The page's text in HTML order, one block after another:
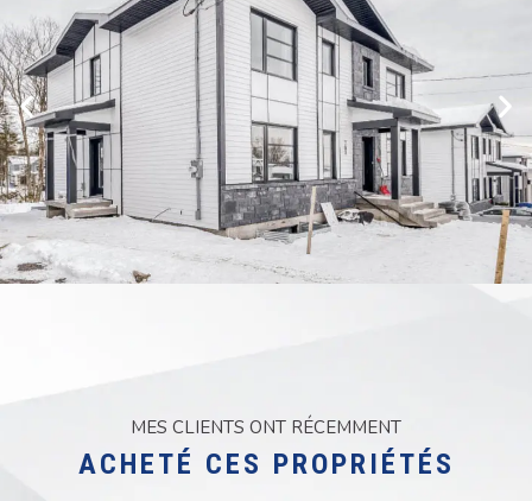
MES CLIENTS ONT RÉCEMMENT
ACHETÉ CES PROPRIÉTÉS